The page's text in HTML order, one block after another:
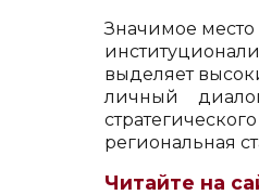
Значимое
выделяет
личный
региональная
Читайте на